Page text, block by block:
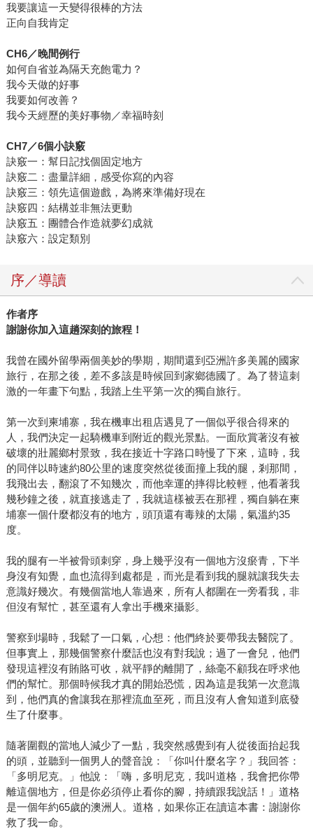
我要讓這一天變得很棒的方法
正向自我肯定
CH6／晚間例行
如何自省並為隔天充飽電力？
我今天做的好事
我要如何改善？
我今天經歷的美好事物／幸福時刻
CH7／6個小訣竅
訣竅一：幫日記找個固定地方
訣竅二：盡量詳細，感受你寫的內容
訣竅三：領先這個遊戲，為將來準備好現在
訣竅四：結構並非無法更動
訣竅五：團體合作造就夢幻成就
訣竅六：設定類別
序／導讀
作者序
謝謝你加入這趟深刻的旅程！
我曾在國外留學兩個美妙的學期，期間還到亞洲許多美麗的國家
旅行，在那之後，差不多該是時候回到家鄉德國了。為了替這刺
激的一年畫下句點，我踏上生平第一次的獨自旅行。
第一次到柬埔寨，我在機車出租店遇見了一個似乎很合得來的
人，我們決定一起騎機車到附近的觀光景點。一面欣賞著沒有被
破壞的壯麗鄉村景致，我在接近十字路口時慢了下來，這時，我
的同伴以時速約80公里的速度突然從後面撞上我的腿，剎那間，
我飛出去，翻滾了不知幾次，而他幸運的摔得比較輕，他看著我
幾秒鐘之後，就直接逃走了，我就這樣被丟在那裡，獨自躺在柬
埔寨一個什麼都沒有的地方，頭頂還有毒辣的太陽，氣溫約35
度。
我的腿有一半被骨頭刺穿，身上幾乎沒有一個地方沒瘀青，下半
身沒有知覺，血也流得到處都是，而光是看到我的腿就讓我失去
意識好幾次。有幾個當地人靠過來，所有人都圍在一旁看我，非
但沒有幫忙，甚至還有人拿出手機來攝影。
警察到場時，我鬆了一口氣，心想：他們終於要帶我去醫院了。
但事實上，那幾個警察什麼話也沒有對我說；過了一會兒，他們
發現這裡沒有賄賂可收，就平靜的離開了，絲毫不顧我在呼求他
們的幫忙。那個時候我才真的開始恐慌，因為這是我第一次意識
到，他們真的會讓我在那裡流血至死，而且沒有人會知道到底發
生了什麼事。
隨著圍觀的當地人減少了一點，我突然感覺到有人從後面抬起我
的頭，並聽到一個男人的聲音說：「你叫什麼名字？」我回答：
「多明尼克。」他說：「嗨，多明尼克，我叫道格，我會把你帶
離這個地方，但是你必須停止看你的腳，持續跟我說話！」道格
是一個年約65歲的澳洲人。道格，如果你正在讀這本書：謝謝你
救了我一命。